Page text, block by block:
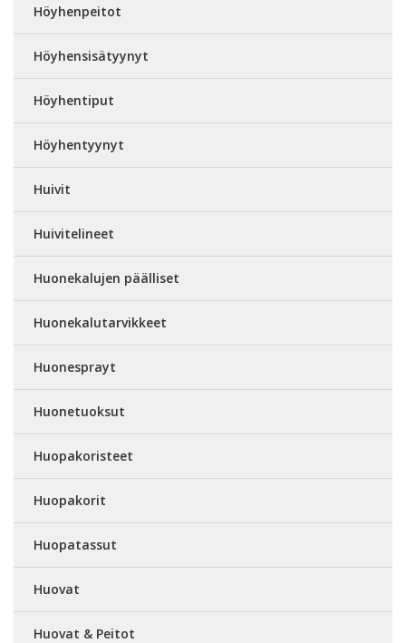
Höyhenpeitot
Höyhensisätyynyt
Höyhentiput
Höyhentyynyt
Huivit
Huivitelineet
Huonekalujen päälliset
Huonekalutarvikkeet
Huonesprayt
Huonetuoksut
Huopakoristeet
Huopakorit
Huopatassut
Huovat
Huovat & Peitot